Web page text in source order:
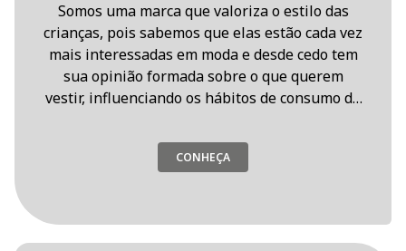
Somos uma marca que valoriza o estilo das
crianças, pois sabemos que elas estão cada vez
mais interessadas em moda e desde cedo tem
sua opinião formada sobre o que querem
vestir, influenciando os hábitos de consumo da
CONHEÇA